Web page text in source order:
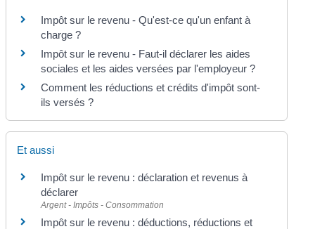
Impôt sur le revenu - Qu'est-ce qu'un enfant à
charge ?
Impôt sur le revenu - Faut-il déclarer les aides
sociales et les aides versées par l'employeur ?
Comment les réductions et crédits d'impôt sont-
ils versés ?
Et aussi
Impôt sur le revenu : déclaration et revenus à
déclarer
Argent - Impôts - Consommation
Impôt sur le revenu : déductions, réductions et